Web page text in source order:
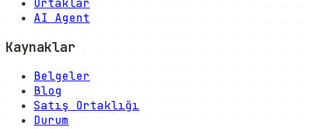
Ortaklar
AI Agent
Kaynaklar
Belgeler
Blog
Satış Ortaklığı
Durum